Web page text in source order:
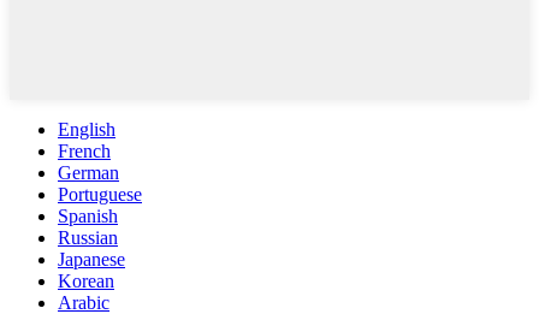
English
French
German
Portuguese
Spanish
Russian
Japanese
Korean
Arabic